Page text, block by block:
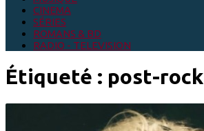
CINEMA
SÉRIES
ROMANS & BD
RADIO - TELEVISION
Étiqueté : post-rock